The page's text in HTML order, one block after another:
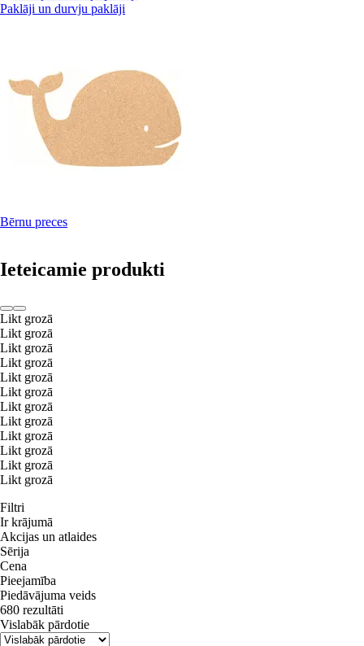
Paklāji un durvju paklāji
Bērnu preces
Ieteicamie produkti
Likt grozā
Likt grozā
Likt grozā
Likt grozā
Likt grozā
Likt grozā
Likt grozā
Likt grozā
Likt grozā
Likt grozā
Likt grozā
Likt grozā
Filtri
Ir krājumā
Akcijas un atlaides
Sērija
Cena
Pieejamība
Piedāvājuma veids
680 rezultāti
Vislabāk pārdotie